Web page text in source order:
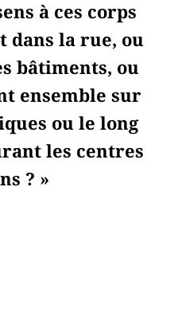
à ces corps
dans la rue, ou
bâtiments, ou
ensemble sur
ou le long
les centres
? »